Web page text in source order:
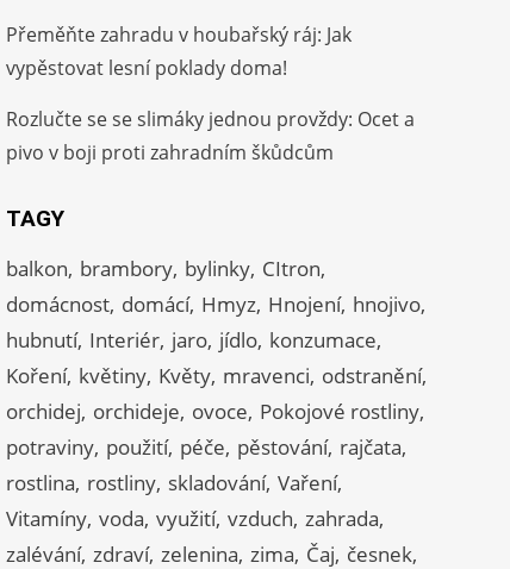
Přeměňte zahradu v houbařský ráj: Jak
vypěstovat lesní poklady doma!
Rozlučte se se slimáky jednou provždy: Ocet a
pivo v boji proti zahradním škůdcům
TAGY
balkon brambory bylinky CItron
domácnost domácí Hmyz Hnojení hnojivo
hubnutí Interiér jaro jídlo konzumace
Koření květiny Květy mravenci odstranění
orchidej orchideje ovoce Pokojové rostliny
potraviny použití péče pěstování rajčata
rostlina rostliny skladování Vaření
Vitamíny voda využití vzduch zahrada
zalévání zdraví zelenina zima Čaj česnek